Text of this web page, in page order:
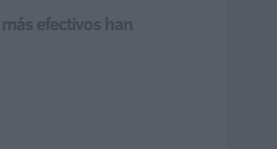
efectivos han